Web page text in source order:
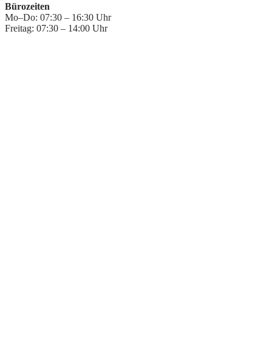
Bürozeiten
Mo–Do: 07:30 – 16:30 Uhr
Freitag: 07:30 – 14:00 Uhr